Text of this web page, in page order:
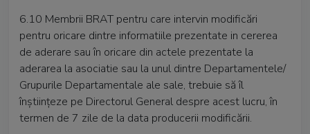
6.10 Membrii BRAT pentru care intervin modificări
pentru oricare dintre informatiile prezentate in cererea
de aderare sau în oricare din actele prezentate la
aderarea la asociatie sau la unul dintre Departamentele/
Grupurile Departamentale ale sale, trebuie să îl
înştiinţeze pe Directorul General despre acest lucru, în
termen de 7 zile de la data producerii modificării.